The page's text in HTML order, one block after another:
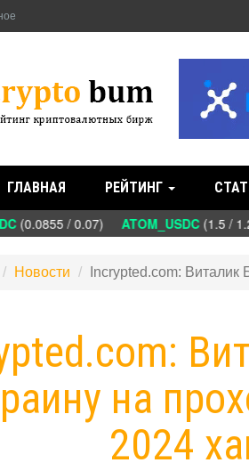
ГЛАВНАЯ РЕЙТИНГ
(0.0855 / 0.07) ATOM_USDC(1.5 /
Новости Incrypted.com:
на
2024